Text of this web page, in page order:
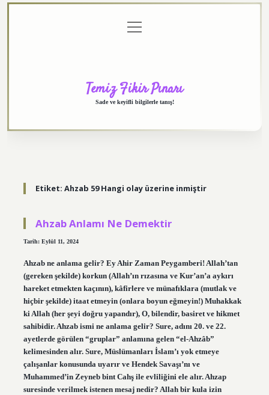
menüyü
aç
Temiz Fikir Pınarı
Sade ve keyifli bilgilerle tanış!
Etiket: Ahzab 59 Hangi olay üzerine inmiştir
Ahzab Anlamı Ne Demektir
Tarih: Eylül 11, 2024
Ahzab ne anlama gelir? Ey Ahir Zaman Peygamberi! Allah’tan
(gereken şekilde) korkun (Allah’ın rızasına ve Kur’an’a aykırı
hareket etmekten kaçının), kâfirlere ve münafıklara (mutlak ve
hiçbir şekilde) itaat etmeyin (onlara boyun eğmeyin!) Muhakkak
ki Allah (her şeyi doğru yapandır), O, bilendir, basiret ve hikmet
sahibidir. Ahzab ismi ne anlama gelir? Sure, adını 20. ve 22.
ayetlerde görülen “gruplar” anlamına gelen “el-Ahzâb”
kelimesinden alır. Sure, Müslümanları İslam’ı yok etmeye
çalışanlar konusunda uyarır ve Hendek Savaşı’nı ve
Muhammed’in Zeyneb bint Cahş ile evliliğini ele alır. Ahzap
suresinde verilmek istenen mesaj nedir? Allah bir kula izin